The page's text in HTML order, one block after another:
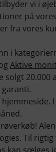
vi i
på
fra vores
i
Aktive
solgt 20.000
Til